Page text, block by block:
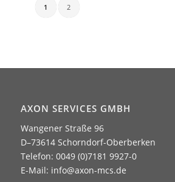
1 2
AXON SERVICES GMBH
Wangener Straße 96
D–73614 Schorndorf-Oberberken
Telefon: 0049 (0)7181 9927-0
E-Mail: info@axon-mcs.de